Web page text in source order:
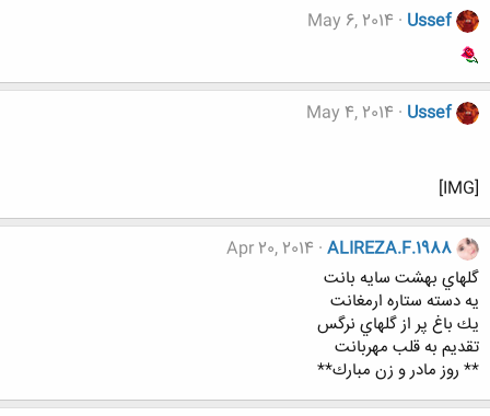
Ussef
May 6, 2014
Ussef
May 4, 2014
[IMG]
ALIREZA.F.1988
Apr 20, 2014
گلهاي بهشت سايه بانت
يه دسته ستاره ارمغانت
يك باغ پر از گلهاي نرگس
تقديم به قلب مهربانت
** روز مادر و زن مبارك**